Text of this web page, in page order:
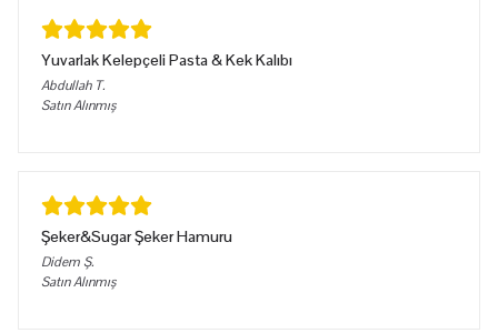
Yuvarlak Kelepçeli Pasta & Kek Kalıbı
Abdullah T.
Satın Alınmış
Şeker&Sugar Şeker Hamuru
Didem Ş.
Satın Alınmış